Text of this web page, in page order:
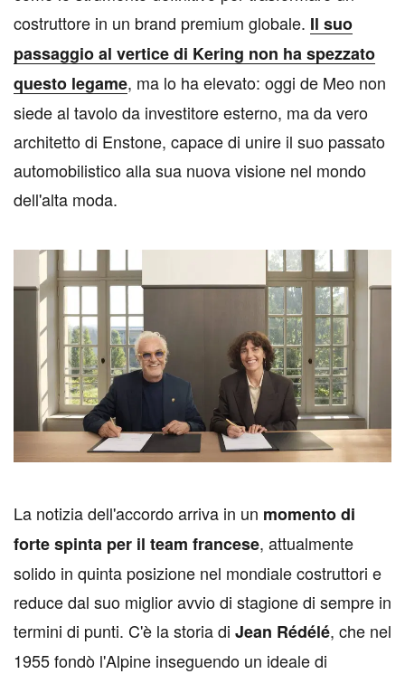
costruttore in un brand premium globale. Il suo
passaggio al vertice di Kering non ha spezzato
questo legame, ma lo ha elevato: oggi de Meo non
siede al tavolo da investitore esterno, ma da vero
architetto di Enstone, capace di unire il suo passato
automobilistico alla sua nuova visione nel mondo
dell'alta moda.
La notizia dell'accordo arriva in un momento di
forte spinta per il team francese, attualmente
solido in quinta posizione nel mondiale costruttori e
reduce dal suo miglior avvio di stagione di sempre in
termini di punti. C'è la storia di Jean Rédélé, che nel
1955 fondò l'Alpine inseguendo un ideale di